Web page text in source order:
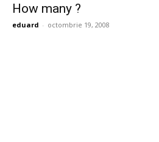
How many ?
eduard - octombrie 19, 2008